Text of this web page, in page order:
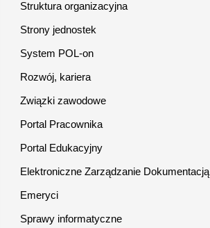
Struktura organizacyjna
Strony jednostek
System POL-on
Rozwój, kariera
Związki zawodowe
Portal Pracownika
Portal Edukacyjny
Elektroniczne Zarządzanie Dokumentacją
Emeryci
Sprawy informatyczne